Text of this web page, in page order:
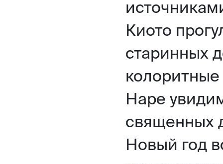
Киото
старинных
Наре
священных
Новый год